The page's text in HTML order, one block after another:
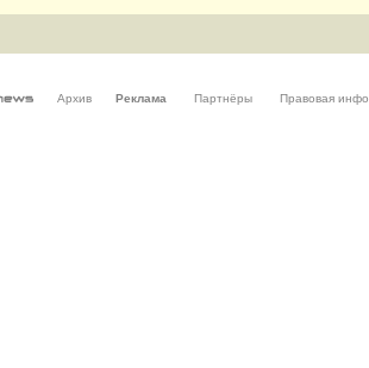
Архив Реклама Партнёры Правовая